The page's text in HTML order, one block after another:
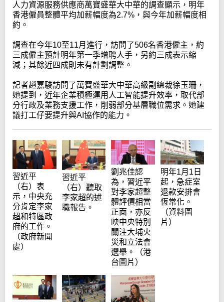
人力資源服務供應商萬寶盛華大中華的調查顯示，明年
香港僱員整體平均加薪幅度為2.7%，與今年加薪幅度相
約。
調查在今年10至11月進行，訪問了506名香港僱主，約
三成僱主預計明年第一季增聘人手，另約三成表示縮
減；其餘近四成則未有計劃調整。
記者趙嘉駿訪問了萬寶盛華大中華高級副總裁徐玉珊，
她提到，近年企業積極運用人工智能提升效率，取代部
分行政及業務支援工作，削弱部分基層職位需求。她建
議打工仔要提升與AI協作的能力。
習近平
（右）表
示，中央充
分肯定李家
超和特區政
府的工作。
（政府新聞
處）
習近平
（右）聽取
李家超的述
職報告。
劉兆佳認
為，習近平
對李家超整
體評價相當
正面，亦反
映中央特別
關注大埔火
災和立法會
選舉。（港
台圖片）
明年1月1日
起，急症室
退款安排會
恆常化。
（資料圖
片）